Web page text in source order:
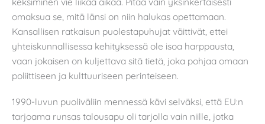
omaksua se, mitä länsi on niin halukas opettamaan.
Kansallisen ratkaisun puolestapuhujat väittivät, ettei
yhteiskunnallisessa kehityksessä ole isoa harppausta,
vaan jokaisen on kuljettava sitä tietä, joka pohjaa omaan
poliittiseen ja kulttuuriseen perinteiseen.
1990-luvun puoliväliin mennessä kävi selväksi, että EU:n
tarjoama runsas talousapu oli tarjolla vain niille, jotka